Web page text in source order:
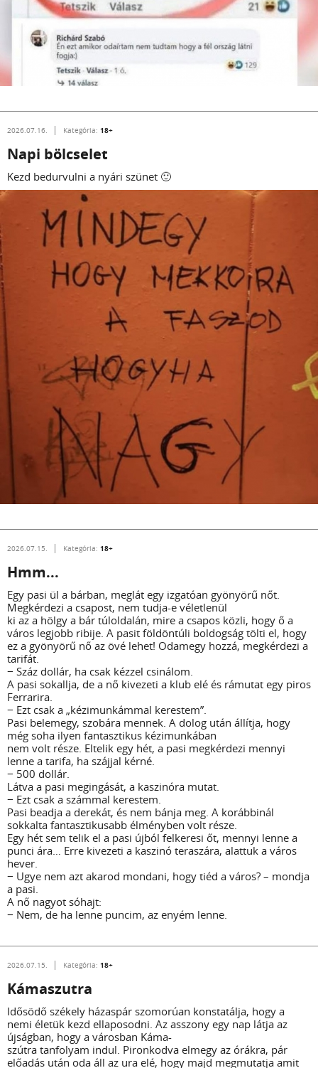
2026.07.16. Kategória: 18+
Napi bölcselet
Kezd bedurvulni a nyári szünet 🙂
2026.07.15. Kategória: 18+
Hmm...
Egy pasi ül a bárban, meglát egy izgatóan gyönyörű nőt.
Megkérdezi a csapost, nem tudja-e véletlenül
ki az a hölgy a bár túloldalán, mire a csapos közli, hogy ő a
város legjobb ribije. A pasit földöntúli boldogság tölti el, hogy
ez a gyönyörű nő az övé lehet! Odamegy hozzá, megkérdezi a
tarifát.
− Száz dollár, ha csak kézzel csinálom.
A pasi sokallja, de a nő kivezeti a klub elé és rámutat egy piros
Ferrarira.
− Ezt csak a „kézimunkámmal kerestem”.
Pasi belemegy, szobára mennek. A dolog után állítja, hogy
még soha ilyen fantasztikus kézimunkában
nem volt része. Eltelik egy hét, a pasi megkérdezi mennyi
lenne a tarifa, ha szájjal kérné.
− 500 dollár.
Látva a pasi megingását, a kaszinóra mutat.
− Ezt csak a számmal kerestem.
Pasi beadja a derekát, és nem bánja meg. A korábbinál
sokkalta fantasztikusabb élményben volt része.
Egy hét sem telik el a pasi újból felkeresi őt, mennyi lenne a
punci ára… Erre kivezeti a kaszinó teraszára, alattuk a város
hever.
− Ugye nem azt akarod mondani, hogy tiéd a város? – mondja
a pasi.
A nő nagyot sóhajt:
− Nem, de ha lenne puncim, az enyém lenne.
2026.07.15. Kategória: 18+
Kámaszutra
Idősödő székely házaspár szomorúan konstatálja, hogy a
nemi életük kezd ellaposodni. Az asszony egy nap látja az
újságban, hogy a városban Káma-
szútra tanfolyam indul. Pironkodva elmegy az órákra, pár
előadás után oda áll az ura elé, hogy majd megmutatja amit